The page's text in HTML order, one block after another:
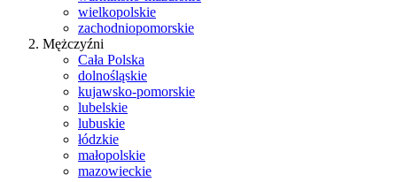
wielkopolskie
zachodniopomorskie
Mężczyźni
Cała Polska
dolnośląskie
kujawsko-pomorskie
lubelskie
lubuskie
łódzkie
małopolskie
mazowieckie